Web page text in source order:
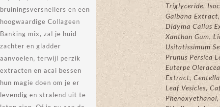
bruiningsversnellers en een
hoogwaardige Collageen
Banking mix, zal je huid
zachter en gladder
aanvoelen, terwijl perzik
extracten en acai bessen
hun magie doen om je er
levendig en stralend uit te
Triglyceride,
Galbana
Didyma Callus
Xanthan Gum,
Usitatissimum
Prunus Persica
Euterpe
Extract,
Leaf Vesicles,
Phenoxyethanol,